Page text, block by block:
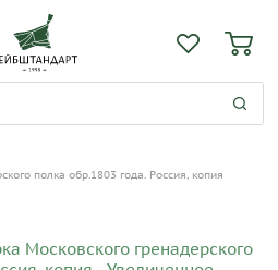
полка обр.1803 года. Россия, копия